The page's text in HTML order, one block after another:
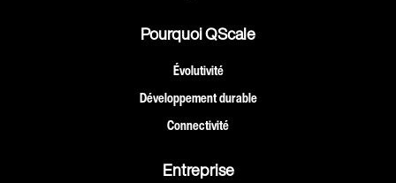
Pourquoi QScale
Évolutivité
Développement durable
Connectivité
Entreprise